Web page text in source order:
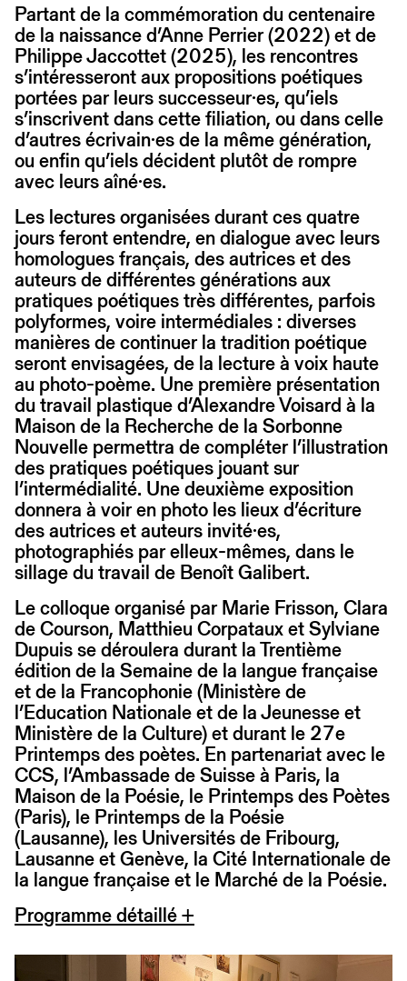
Partant de la commémoration du centenaire
de la naissance d’Anne Perrier (2022) et de
Philippe Jaccottet (2025), les rencontres
s’intéresseront aux propositions poétiques
portées par leurs successeur·es, qu’iels
s’inscrivent dans cette filiation, ou dans celle
d’autres écrivain·es de la même génération,
ou enfin qu’iels décident plutôt de rompre
avec leurs aîné·es.
Les lectures organisées durant ces quatre
jours feront entendre, en dialogue avec leurs
homologues français, des autrices et des
auteurs de différentes générations aux
pratiques poétiques très différentes, parfois
polyformes, voire intermédiales : diverses
manières de continuer la tradition poétique
seront envisagées, de la lecture à voix haute
au photo-poème. Une première présentation
du travail plastique d’Alexandre Voisard à la
Maison de la Recherche de la Sorbonne
Nouvelle permettra de compléter l’illustration
des pratiques poétiques jouant sur
l’intermédialité. Une deuxième exposition
donnera à voir en photo les lieux d’écriture
des autrices et auteurs invité·es,
photographiés par elleux-mêmes, dans le
sillage du travail de Benoît Galibert.
Le colloque organisé par Marie Frisson, Clara
de Courson, Matthieu Corpataux et Sylviane
Dupuis se déroulera durant la Trentième
édition de la Semaine de la langue française
et de la Francophonie (Ministère de
l’Education Nationale et de la Jeunesse et
Ministère de la Culture) et durant le 27e
Printemps des poètes. En partenariat avec le
CCS, l’Ambassade de Suisse à Paris, la
Maison de la Poésie, le Printemps des Poètes
(Paris), le Printemps de la Poésie
(Lausanne), les Universités de Fribourg,
Lausanne et Genève, la Cité Internationale de
la langue française et le Marché de la Poésie.
Programme détaillé +